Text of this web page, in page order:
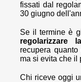
fissati dal
30 giugno
Se il termine è
regolarizzare
recupera
ma si evita che il
Chi riceve oggi